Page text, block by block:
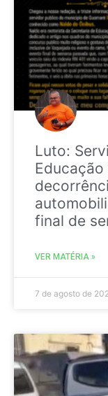
Luto:
Educação
final de
VER MATÉRIA »
7 de agosto de